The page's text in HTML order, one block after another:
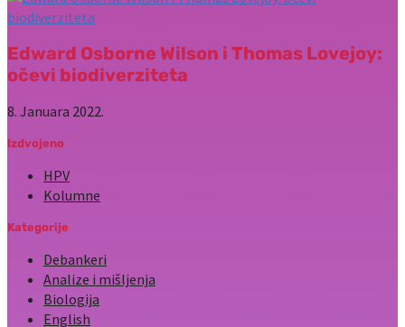
Edward Osborne Wilson i Thomas Lovejoy:
očevi biodiverziteta
8. Januara 2022.
Izdvojeno
HPV
Kolumne
Kategorije
Debankeri
Analize i mišljenja
Biologija
English